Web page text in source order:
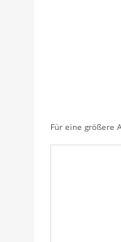
Für eine größere